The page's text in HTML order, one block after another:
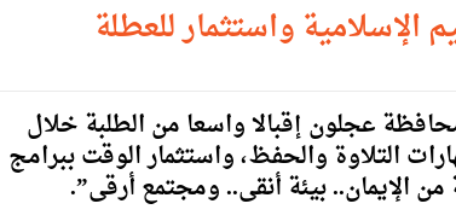
واستثمار للعطلة
عجلون إقبالا واسعا من الطلبة خلال
التلاوة والحفظ، واستثمار الوقت ببرامج
الإيمان.. بيئة أنقى.. ومجتمع أرقى”.